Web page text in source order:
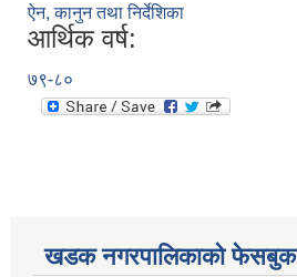
ऐन, कानुन तथा निर्देशिका
आर्थिक वर्ष:
७९-८०
खडक नगरपालिकाको फेसबुक